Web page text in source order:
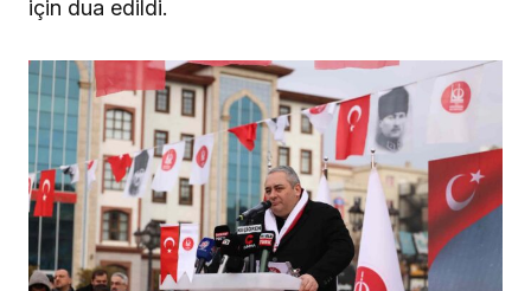
için dua edildi.